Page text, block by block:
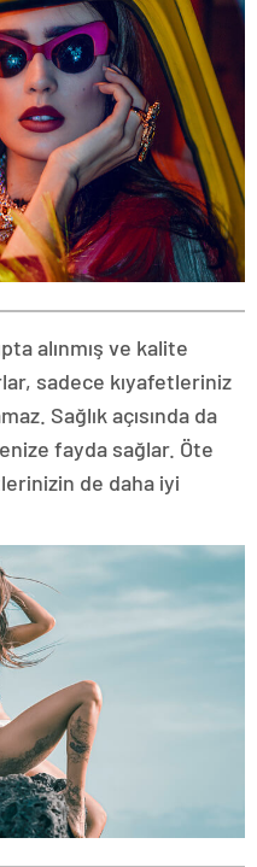
alınmış ve kalite
sadece kıyafetleriniz
Sağlık açısında da
fayda sağlar. Öte
de daha iyi